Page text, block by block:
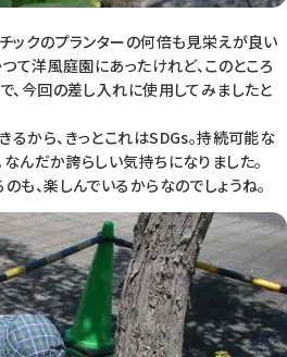
ックのプランターの何倍も見栄えが良い
つて洋風庭園にあったけれど、このところ
、今回の差し入れに使用してみましたと
から、きっとこれはSDGs。持続可能な
んだか誇らしい気持ちになりました。
も、楽しんでいるからなのでしょうね。